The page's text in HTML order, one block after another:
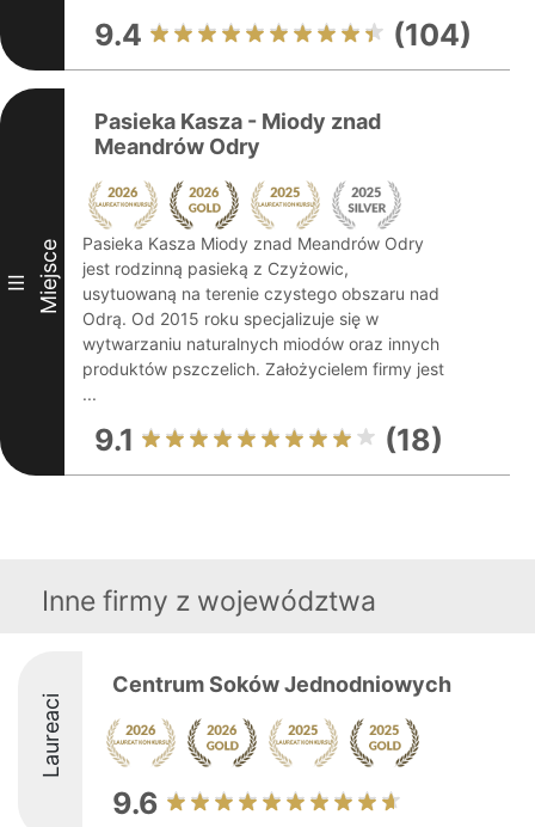
9.4 (104)
III Miejsce
Pasieka Kasza - Miody znad
Meandrów Odry
Pasieka Kasza Miody znad Meandrów Odry
jest rodzinną pasieką z Czyżowic,
usytuowaną na terenie czystego obszaru nad
Odrą. Od 2015 roku specjalizuje się w
wytwarzaniu naturalnych miodów oraz innych
produktów pszczelich. Założycielem firmy jest
...
9.1 (18)
Inne firmy z województwa
Laureaci
Centrum Soków Jednodniowych
9.6